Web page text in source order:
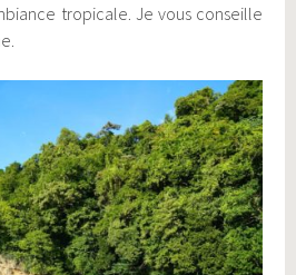
tropicale. Je vous conseille